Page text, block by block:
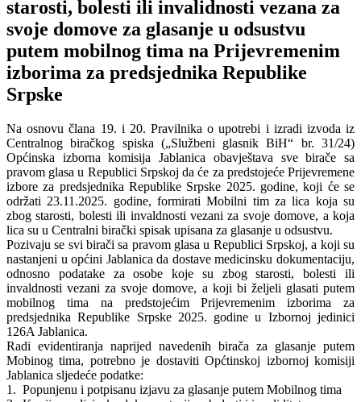
starosti, bolesti ili invalidnosti vezana za
svoje domove za glasanje u odsustvu
putem mobilnog tima na Prijevremenim
izborima za predsjednika Republike
Srpske
Na osnovu člana 19. i 20. Pravilnika o upotrebi i izradi izvoda iz
Centralnog biračkog spiska („Službeni glasnik BiH“ br. 31/24)
Općinska izborna komisija Jablanica obavještava sve birače sa
pravom glasa u Republici Srpskoj da će za predstojeće Prijevremene
izbore za predsjednika Republike Srpske 2025. godine, koji će se
održati 23.11.2025. godine, formirati Mobilni tim za lica koja su
zbog starosti, bolesti ili invaldnosti vezani za svoje domove, a koja
lica su u Centralni birački spisak upisana za glasanje u odsustvu.
Pozivaju se svi birači sa pravom glasa u Republici Srpskoj, a koji su
nastanjeni u općini Jablanica da dostave medicinsku dokumentaciju,
odnosno podatake za osobe koje su zbog starosti, bolesti ili
invaldnosti vezani za svoje domove, a koji bi željeli glasati putem
mobilnog tima na predstojećim Prijevremenim izborima za
predsjednika Republike Srpske 2025. godine u Izbornoj jedinici
126A Jablanica.
Radi evidentiranja naprijed navedenih birača za glasanje putem
Mobinog tima, potrebno je dostaviti Općtinskoj izbornoj komisiji
Jablanica sljedeće podatke:
1. Popunjenu i potpisanu izjavu za glasanje putem Mobilnog tima